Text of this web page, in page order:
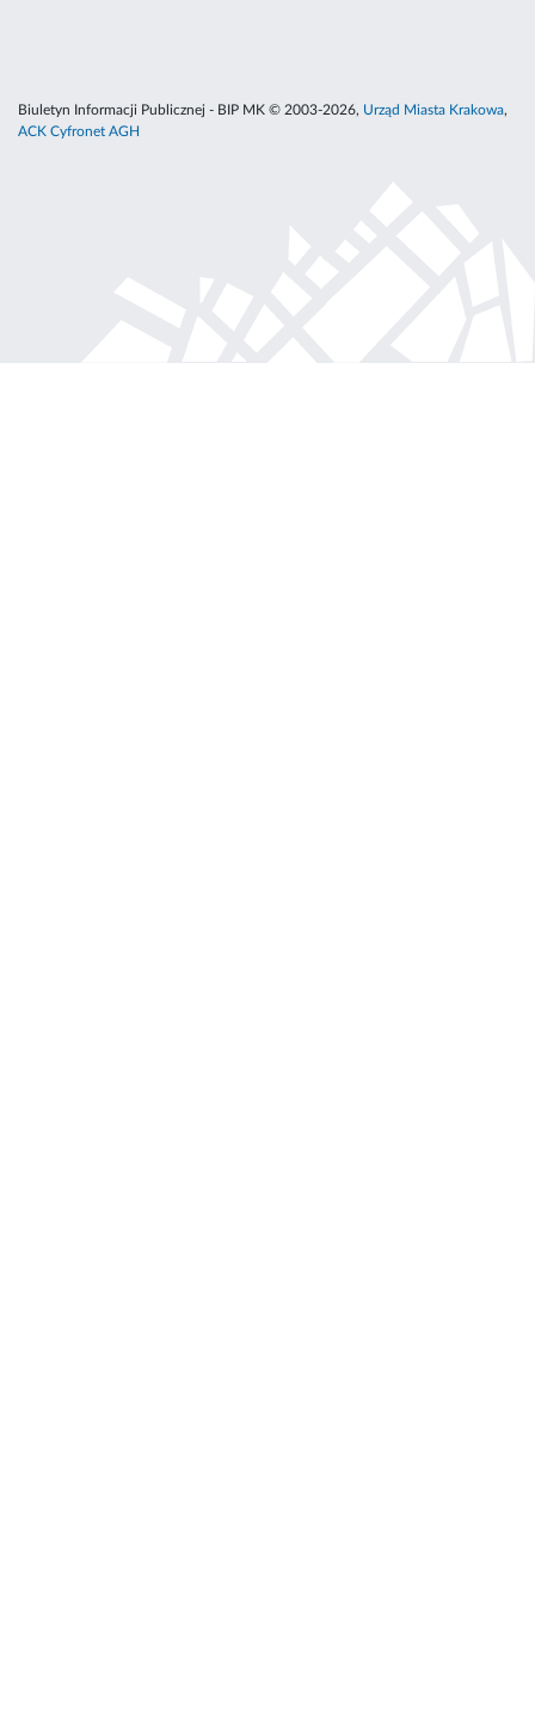
Biuletyn Informacji Publicznej - BIP MK © 2003-2026, Urząd Miasta Krakowa,
ACK Cyfronet AGH